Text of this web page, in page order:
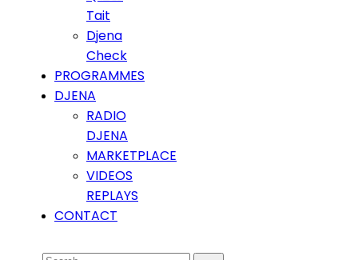
Tait
Djena
Check
PROGRAMMES
DJENA
RADIO
DJENA
MARKETPLACE
VIDEOS
REPLAYS
CONTACT